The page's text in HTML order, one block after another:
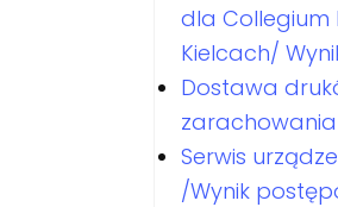
dla Collegium
Kielcach/
Dostawa
zarachowania
Serwis
/Wynik